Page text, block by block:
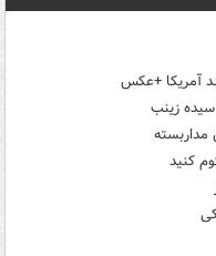
زینب
کنید